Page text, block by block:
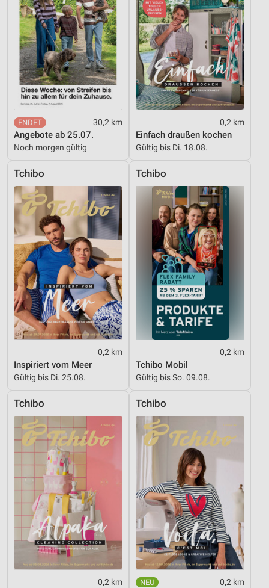
30,2 km
Angebote ab 25.07.
Noch morgen gültig
0,2 km
Einfach draußen kochen
Gültig bis Di. 18.08.
Tchibo
0,2 km
Inspiriert vom Meer
Gültig bis Di. 25.08.
Tchibo
0,2 km
Tchibo Mobil
Gültig bis So. 09.08.
Tchibo
0,2 km
Tchibo
0,2 km
Verwendung reduzierter Daten zur Auswahl von
Inhalten
IAB-Besonderheiten:
Verwendung genauer Standortdaten
Geräte anhand von aktiv angeforderten
Informationen identifizieren
Nicht-IAB-Verarbeitungszwecke:
Notwendig
Performance
Funktional
Werbung